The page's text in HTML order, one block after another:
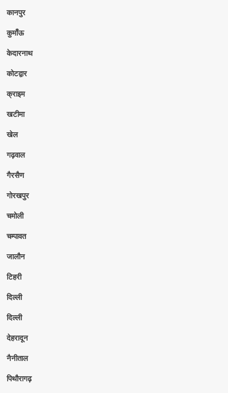
कानपुर
कुमाँऊ
केदारनाथ
कोटद्वार
क्राइम
खटीमा
खेल
गढ़वाल
गैरसैण
गोरखपुर
चमोली
चम्पावत
जालौन
टिहरी
दिल्ली
दिल्ली
देहरादून
नैनीताल
पिथौरागढ़